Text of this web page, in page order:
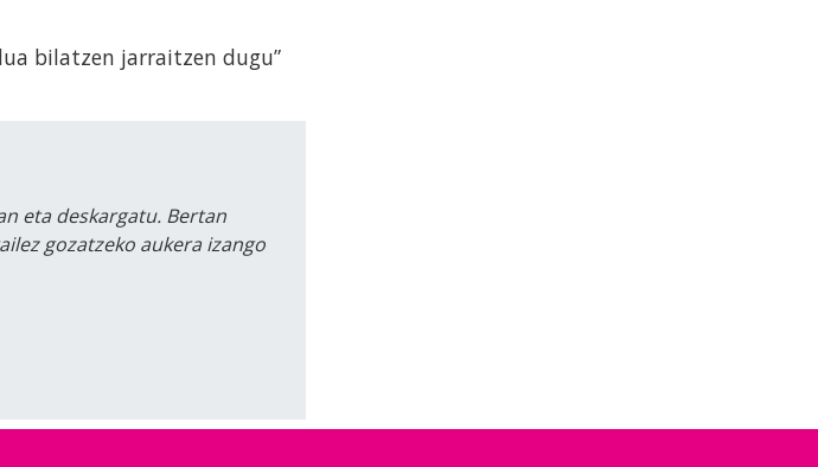
bilatzen jarraitzen dugu”
eta deskargatu. Bertan
gozatzeko aukera izango